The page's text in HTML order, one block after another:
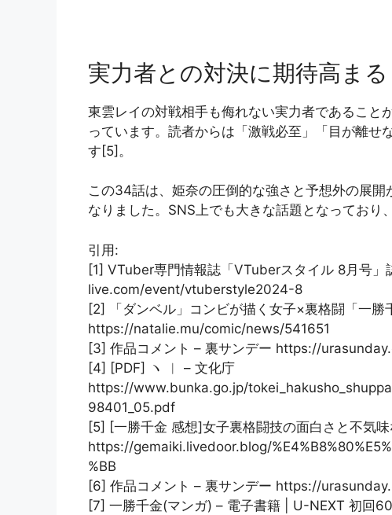
実力者との対決に期待高まる
東雲レイの対戦相手も侮れない実力者であること
っています。読者からは「激戦必至」「目が離せ
す[5]。
この34話は、姫奈の圧倒的な強さと予想外の展
なりました。SNS上でも大きな話題となっており
引用:
[1] VTuber専門情報誌「VTuberスタイル 8月号
live.com/event/vtuberstyle2024-8
[2] 「ダンベル」コンビが描く女子×裏格闘「一勝
https://natalie.mu/comic/news/541651
[3] 作品コメント – 裏サンデー https://
[4] [PDF] ヽ ︱ – 文化庁
https://www.bunka.go.jp/
98401_05.pdf
[5] [一勝千金 感想]女子裏格闘技の面白さと不気
https://gemaiki.livedoor.blog/
%BB
[6] 作品コメント – 裏サンデー https://
[7] 一勝千金(マンガ) – 電子書籍 | U-NEXT 初回